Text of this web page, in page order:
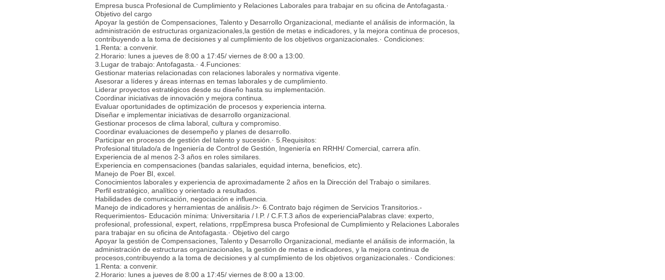
Empresa busca Profesional de Cumplimiento y Relaciones Laborales para trabajar en su oficina de Antofagasta.·
Objetivo del cargo
Apoyar la gestión de Compensaciones, Talento y Desarrollo Organizacional, mediante el análisis de información, la
administración de estructuras organizacionales,la gestión de metas e indicadores, y la mejora continua de procesos,
contribuyendo a la toma de decisiones y al cumplimiento de los objetivos organizacionales.· Condiciones:
1.Renta: a convenir.
2.Horario: lunes a jueves de 8:00 a 17:45/ viernes de 8:00 a 13:00.
3.Lugar de trabajo: Antofagasta.· 4.Funciones:
Gestionar materias relacionadas con relaciones laborales y normativa vigente.
Asesorar a líderes y áreas internas en temas laborales y de cumplimiento.
Liderar proyectos estratégicos desde su diseño hasta su implementación.
Coordinar iniciativas de innovación y mejora continua.
Evaluar oportunidades de optimización de procesos y experiencia interna.
Diseñar e implementar iniciativas de desarrollo organizacional.
Gestionar procesos de clima laboral, cultura y compromiso.
Coordinar evaluaciones de desempeño y planes de desarrollo.
Participar en procesos de gestión del talento y sucesión.· 5.Requisitos:
Profesional titulado/a de Ingeniería de Control de Gestión, Ingeniería en RRHH/ Comercial, carrera afín.
Experiencia de al menos 2-3 años en roles similares.
Experiencia en compensaciones (bandas salariales, equidad interna, beneficios, etc).
Manejo de Poer BI, excel.
Conocimientos laborales y experiencia de aproximadamente 2 años en la Dirección del Trabajo o similares.
Perfil estratégico, analítico y orientado a resultados.
Habilidades de comunicación, negociación e influencia.
Manejo de indicadores y herramientas de análisis./>· 6.Contrato bajo régimen de Servicios Transitorios.-
Requerimientos- Educación mínima: Universitaria / I.P. / C.F.T.3 años de experienciaPalabras clave: experto,
profesional, professional, expert, relations, rrppEmpresa busca Profesional de Cumplimiento y Relaciones Laborales
para trabajar en su oficina de Antofagasta.· Objetivo del cargo
Apoyar la gestión de Compensaciones, Talento y Desarrollo Organizacional, mediante el análisis de información, la
administración de estructuras organizacionales, la gestión de metas e indicadores, y la mejora continua de
procesos,contribuyendo a la toma de decisiones y al cumplimiento de los objetivos organizacionales.· Condiciones:
1.Renta: a convenir.
2.Horario: lunes a jueves de 8:00 a 17:45/ viernes de 8:00 a 13:00.